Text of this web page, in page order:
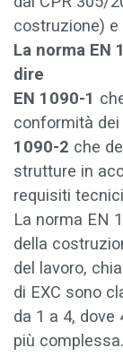
costruzione)
La norma EN
dire
EN 1090-1
conformità
1090-2 che
strutture in
requisiti
La norma EN
della
del lavoro,
di EXC sono
da 1 a 4,
più complessa.